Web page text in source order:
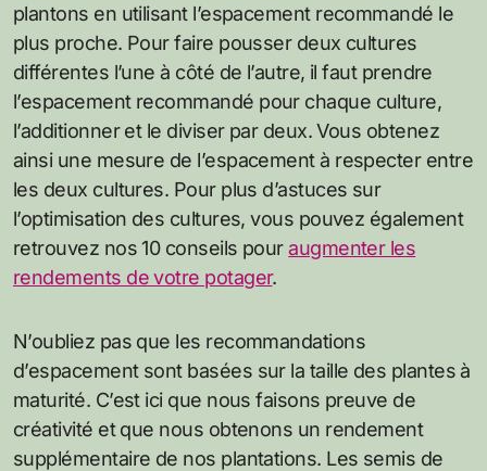
plantons en utilisant l’espacement recommandé le
plus proche. Pour faire pousser deux cultures
différentes l’une à côté de l’autre, il faut prendre
l’espacement recommandé pour chaque culture,
l’additionner et le diviser par deux. Vous obtenez
ainsi une mesure de l’espacement à respecter entre
les deux cultures. Pour plus d’astuces sur
l’optimisation des cultures, vous pouvez également
retrouvez nos 10 conseils pouraugmenter les
rendements de votre potager.
N’oubliez pas que les recommandations
d’espacement sont basées sur la taille des plantes à
maturité. C’est ici que nous faisons preuve de
créativité et que nous obtenons un rendement
supplémentaire de nos plantations. Les semis de